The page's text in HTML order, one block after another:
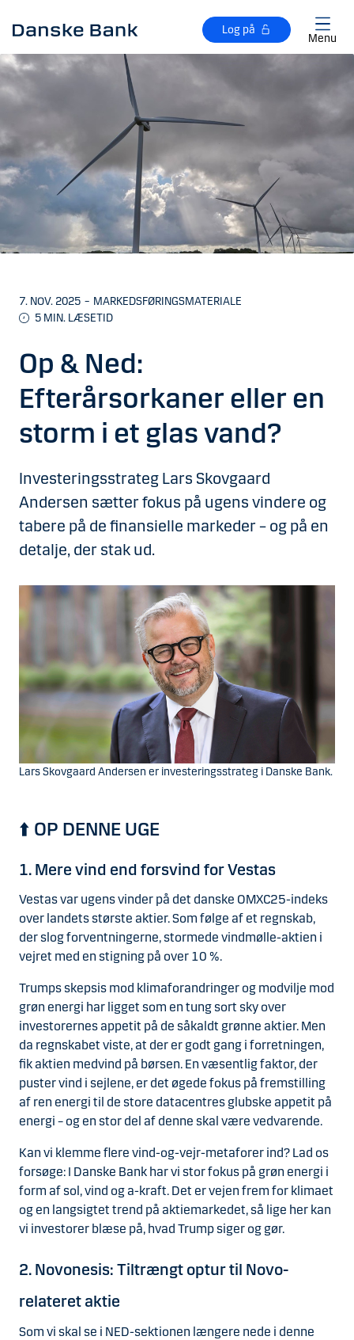
Log på
Menu
7. NOV. 2025 – MARKEDSFØRINGSMATERIALE
5 MIN. LÆSETID
Op & Ned:
Efterårsorkaner eller en
storm i et glas vand?
Investeringsstrateg Lars Skovgaard
Andersen sætter fokus på ugens vindere og
tabere på de finansielle markeder – og på en
detalje, der stak ud.
Lars Skovgaard Andersen er investeringsstrateg i Danske Bank.
⬆️ OP DENNE UGE
1. Mere vind end forsvind for Vestas
Vestas var ugens vinder på det danske OMXC25-indeks
over landets største aktier. Som følge af et regnskab,
der slog forventningerne, stormede vindmølle-aktien i
vejret med en stigning på over 10 %.
Trumps skepsis mod klimaforandringer og modvilje mod
grøn energi har ligget som en tung sort sky over
investorernes appetit på de såkaldt grønne aktier. Men
da regnskabet viste, at der er godt gang i forretningen,
fik aktien medvind på børsen. En væsentlig faktor, der
puster vind i sejlene, er det øgede fokus på fremstilling
af ren energi til de store datacentres glubske appetit på
energi – og en stor del af denne skal være vedvarende.
Kan vi klemme flere vind-og-vejr-metaforer ind? Lad os
forsøge: I Danske Bank har vi stor fokus på grøn energi i
form af sol, vind og a-kraft. Det er vejen frem for klimaet
og en langsigtet trend på aktiemarkedet, så lige her kan
vi investorer blæse på, hvad Trump siger og gør.
2. Novonesis: Tiltrængt optur til Novo-
relateret aktie
Som vi skal se i NED-sektionen længere nede i denne